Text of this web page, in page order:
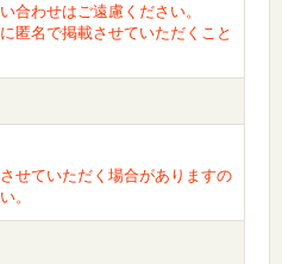
合わせはご遠慮ください。
匿名で掲載させていただくこと
せていただく場合がありますの
。